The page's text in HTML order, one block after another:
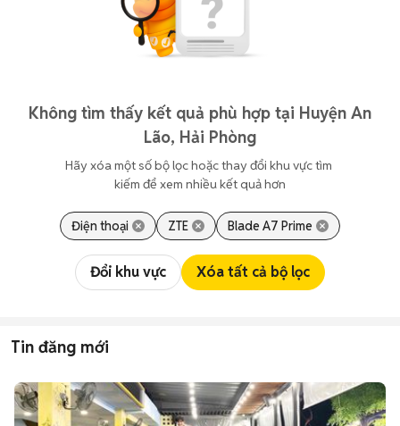
Không tìm thấy kết quả phù hợp tại Huyện An
Lão, Hải Phòng
Hãy xóa một số bộ lọc hoặc thay đổi khu vực tìm
kiếm để xem nhiều kết quả hơn
Điện thoại ZTE Blade A7 Prime
Đổi khu vực Xóa tất cả bộ lọc
Tin đăng mới